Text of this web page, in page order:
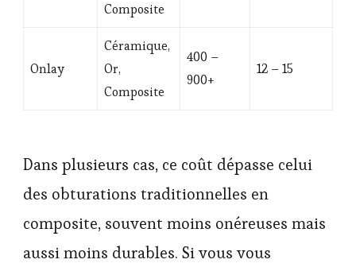
Composite
Onlay
Céramique,
Or,
Composite
400 –
900+
12 – 15
Dans plusieurs cas, ce coût dépasse celui
des obturations traditionnelles en
composite, souvent moins onéreuses mais
aussi moins durables. Si vous vous